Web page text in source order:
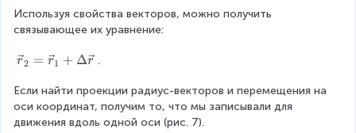
}
=
D
t
a
\
Используя свойства векторов, можно получить
связывающее их уравнение:
\
e
c
{
r2 = r1 + Δr .
Если найти проекции радиус-векторов и перемещения на
оси координат, получим то, что мы записывали для
движения вдоль одной оси (рис. 7).